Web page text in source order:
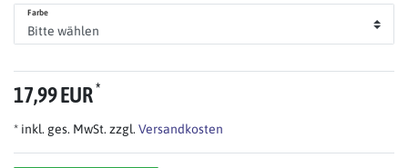
Farbe
17,99 EUR*
* inkl. ges. MwSt. zzgl. Versandkosten